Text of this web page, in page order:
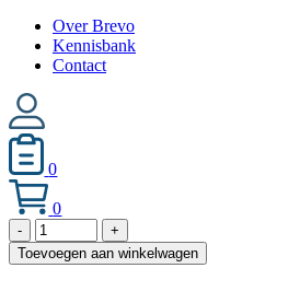
Over Brevo
Kennisbank
Contact
0
0
-
Verlichtingsset
aantal
+
Toevoegen aan winkelwagen